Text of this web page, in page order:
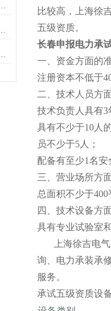
比较高，上海徐
五级资质。
长春申报电力承
一、资金方面的
注册资本不低于
二、技术人员方
技术负责人具有3
具有不少于10人
员不少于5人；
配备有至少1名
三、营业场所方
总面积不少于
四、技术设备方
具有专业试验室
上海徐吉电气
询、电力承装承
服务。
承试五级资质设